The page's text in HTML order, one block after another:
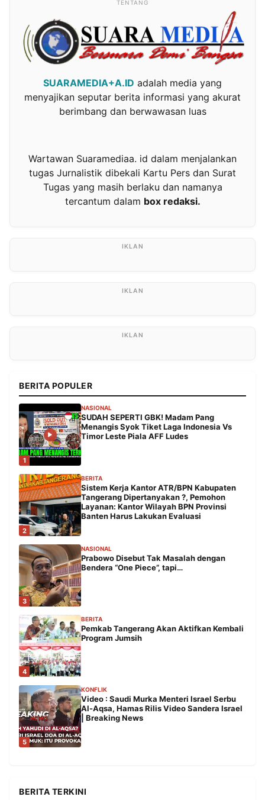
TENTANG
SUARAMEDIA+A.ID adalah media yang
menyajikan seputar berita informasi yang akurat
berimbang dan berwawasan luas
Wartawan Suaramediaa. id dalam menjalankan
tugas Jurnalistik dibekali Kartu Pers dan Surat
Tugas yang masih berlaku dan namanya
tercantum dalam box redaksi.
BERITA POPULER
1
NASIONAL
SUDAH SEPERTI GBK! Madam Pang
Menangis Syok Tiket Laga Indonesia Vs
Timor Leste Piala AFF Ludes
2
BERITA
Sistem Kerja Kantor ATR/BPN Kabupaten
Tangerang Dipertanyakan ?, Pemohon
Layanan: Kantor Wilayah BPN Provinsi
Banten Harus Lakukan Evaluasi
3
NASIONAL
Prabowo Disebut Tak Masalah dengan
Bendera “One Piece”, tapi…
4
BERITA
Pemkab Tangerang Akan Aktifkan Kembali
Program Jumsih
5
KONFLIK
Video : Saudi Murka Menteri Israel Serbu
Al-Aqsa, Hamas Rilis Video Sandera Israel
| Breaking News
BERITA TERKINI